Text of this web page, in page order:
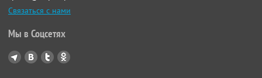
Связаться с нами
Мы в Соцсетях